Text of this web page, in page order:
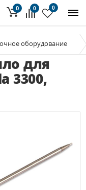
0 0
0
оборудование
для
3300,